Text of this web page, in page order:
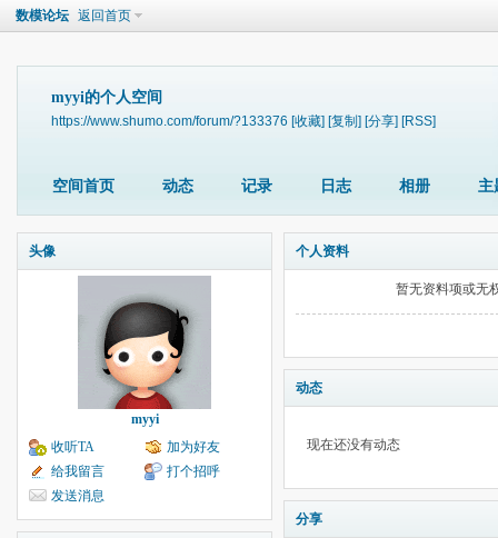
数模论坛 返回首页
myyi的个人空间
https://www.shumo.com/forum/?133376 [收藏] [复制] [分享] [RSS]
空间首页 动态 记录 日志 相册 主
头像
myyi
收听TA
加为好友
给我留言
打个招呼
发送消息
个人资料
暂无资料项或无
动态
现在还没有动态
分享